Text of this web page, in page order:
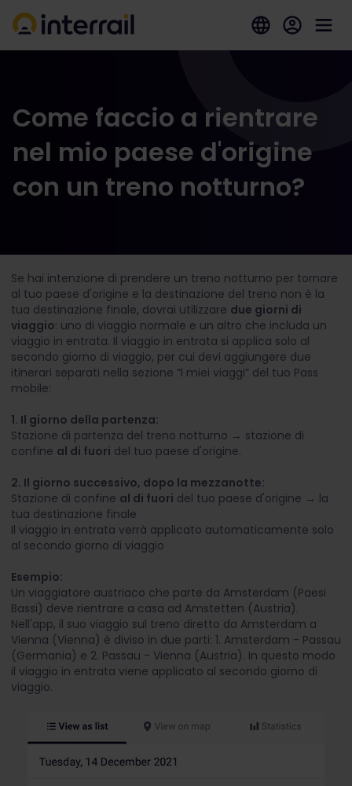
Come faccio a rientrare
nel mio paese d'origine
con un treno notturno?
Se hai intenzione di prendere un treno notturno per tornare
al tuo paese d'origine e la destinazione del treno non è la
tua destinazione finale, dovrai utilizzare due giorni di
viaggio: uno di viaggio normale e un altro che includa un
viaggio in entrata. Il viaggio in entrata si applica solo al
secondo giorno di viaggio, per cui devi aggiungere due
itinerari separati nella sezione “I miei viaggi” del tuo Pass
mobile:
1. Il giorno della partenza:
Stazione di partenza del treno notturno → stazione di
confine al di fuori del tuo paese d'origine.
2. Il giorno successivo, dopo la mezzanotte:
Stazione di confine al di fuori del tuo paese d'origine → la
tua destinazione finale
Il viaggio in entrata verrà applicato automaticamente solo
al secondo giorno di viaggio
Esempio:
Un viaggiatore austriaco che parte da Amsterdam (Paesi
Bassi) deve rientrare a casa ad Amstetten (Austria).
Nell'app, il suo viaggio sul treno diretto da Amsterdam a
Vienna (Vienna) è diviso in due parti: 1. Amsterdam - Passau
(Germania) e 2. Passau - Vienna (Austria). In questo modo
il viaggio in entrata viene applicato al secondo giorno di
viaggio.